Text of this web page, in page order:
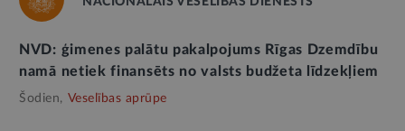
NVD: ģimenes palātu pakalpojums Rīgas Dzemdību
namā netiek finansēts no valsts budžeta līdzekļiem
Šodien, Veselības aprūpe